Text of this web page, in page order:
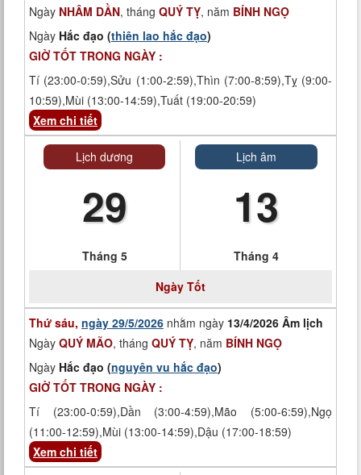
Ngày NHÂM DẦN, tháng QUÝ TỴ, năm BÍNH NGỌ
Ngày Hắc đạo (thiên lao hắc đạo)
GIỜ TỐT TRONG NGÀY :
Tí (23:00-0:59),Sửu (1:00-2:59),Thìn (7:00-8:59),Tỵ (9:00-
10:59),Mùi (13:00-14:59),Tuất (19:00-20:59)
Xem chi tiết
Lịch dương
29
Tháng 5
Lịch âm
13
Tháng 4
Ngày Tốt
Thứ sáu, ngày 29/5/2026 nhằm ngày 13/4/2026 Âm lịch
Ngày QUÝ MÃO, tháng QUÝ TỴ, năm BÍNH NGỌ
Ngày Hắc đạo (nguyên vu hắc đạo)
GIỜ TỐT TRONG NGÀY :
Tí (23:00-0:59),Dần (3:00-4:59),Mão (5:00-6:59),Ngọ
(11:00-12:59),Mùi (13:00-14:59),Dậu (17:00-18:59)
Xem chi tiết